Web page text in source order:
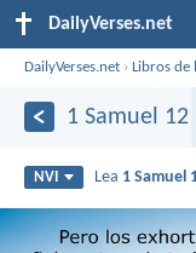
DailyVerses.net
DailyVerses.net ›Libros de
1 Samuel 12
NVI Lea 1 Samuel